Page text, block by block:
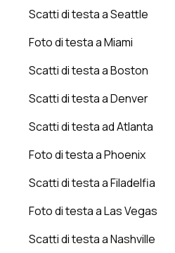
Scatti di testa a Seattle
Foto di testa a Miami
Scatti di testa a Boston
Scatti di testa a Denver
Scatti di testa ad Atlanta
Foto di testa a Phoenix
Scatti di testa a Filadelfia
Foto di testa a Las Vegas
Scatti di testa a Nashville